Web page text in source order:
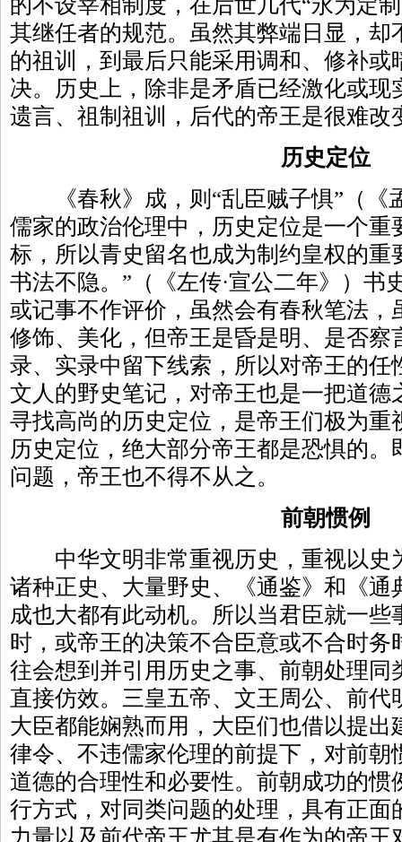
的不设宰相制度，在后世几代“永为定
其继任者的规范。虽然其弊端日显，却
的祖训，到最后只能采用调和、修补或
决。历史上，除非是矛盾已经激化或现
遗言、祖制祖训，后代的帝王是很难改
历史定位
《春秋》成，则“乱臣贼子惧”（《
儒家的政治伦理中，历史定位是一个重
标，所以青史留名也成为制约皇权的重
书法不隐。”（《左传·宣公二年》）书
或记事不作评价，虽然会有春秋笔法，
修饰、美化，但帝王是昏是明、是否察
录、实录中留下线索，所以对帝王的任
文人的野史笔记，对帝王也是一把道德
寻找高尚的历史定位，是帝王们极为重
历史定位，绝大部分帝王都是恐惧的
问题，帝王也不得不从之。
前朝惯例
中华文明非常重视历史，重视以史
诸种正史、大量野史、《通鉴》和《通
成也大都有此动机。所以当君臣就一
时，或帝王的决策不合臣意或不合时
往会想到并引用历史之事、前朝处理同
直接仿效。三皇五帝、文王周公、前代
大臣都能娴熟而用，大臣们也借以提出
律令、不违儒家伦理的前提下，对前朝
道德的合理性和必要性。前朝成功的惯
行方式，对同类问题的处理，具有正面
力量以及前代帝王尤其是有作为的帝